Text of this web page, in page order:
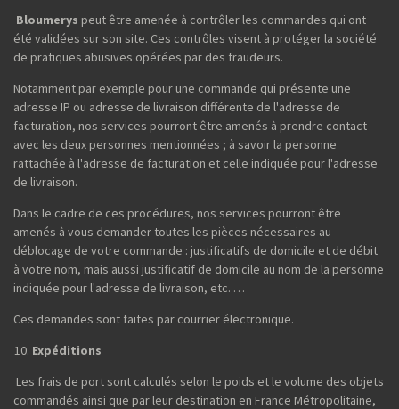
Bloumerys peut être amenée à contrôler les commandes qui ont
été validées sur son site. Ces contrôles visent à protéger la société
de pratiques abusives opérées par des fraudeurs.
Notamment par exemple pour une commande qui présente une
adresse IP ou adresse de livraison différente de l'adresse de
facturation, nos services pourront être amenés à prendre contact
avec les deux personnes mentionnées ; à savoir la personne
rattachée à l'adresse de facturation et celle indiquée pour l'adresse
de livraison.
Dans le cadre de ces procédures, nos services pourront être
amenés à vous demander toutes les pièces nécessaires au
déblocage de votre commande : justificatifs de domicile et de débit
à votre nom, mais aussi justificatif de domicile au nom de la personne
indiquée pour l'adresse de livraison, etc. …
Ces demandes sont faites par courrier électronique.
Expéditions
Les frais de port sont calculés selon le poids et le volume des objets
commandés ainsi que par leur destination en France Métropolitaine,